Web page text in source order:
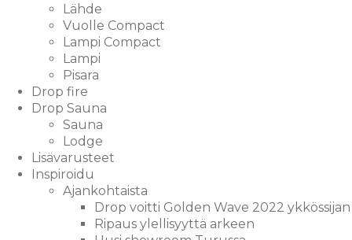
Lähde
Vuolle Compact
Lampi Compact
Lampi
Pisara
Drop fire
Drop Sauna
Sauna
Lodge
Lisävarusteet
Inspiroidu
Ajankohtaista
Drop voitti Golden Wave 2022 ykkössijan
Ripaus ylellisyyttä arkeen